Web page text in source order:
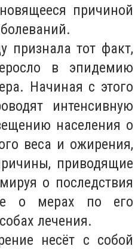
причиной
признала тот факт,
в эпидемию
Начиная с этого
интенсивную
населения о
веса и ожирения,
приводящие
о последствия
о мерах по его
лечения.
несёт с собой